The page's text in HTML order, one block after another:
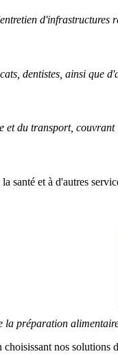
d'infrastructures
dentistes, ainsi que
du transport,
santé et à d'autres
la préparation
nos solutions